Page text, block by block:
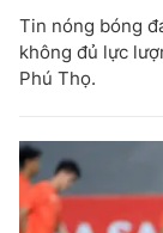
Tin nóng bóng
không đủ lực
Phú Thọ.